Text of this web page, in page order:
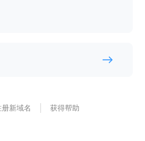
册新域名 获得帮助